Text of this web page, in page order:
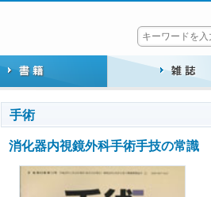
手術
消化器内視鏡外科手術手技の常識